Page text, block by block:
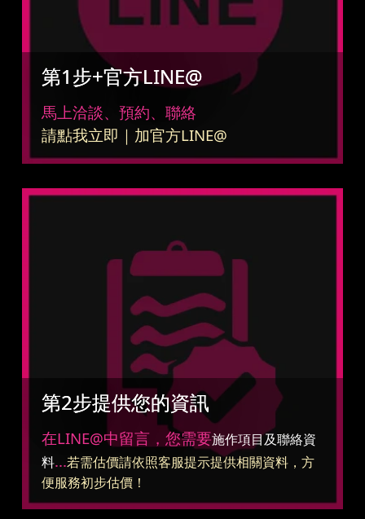
第1步+官方LINE@
馬上洽談、預約、聯絡
請點我立即｜加官方LINE@
第2步提供您的資訊
在LINE@中留言，您需要施作項目及聯絡資
料...若需估價請依照客服提示提供相關資料，方
便服務初步估價！